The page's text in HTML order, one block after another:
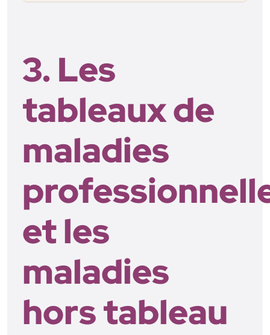
3. Les
tableaux de
maladies
et les
maladies
hors tableau